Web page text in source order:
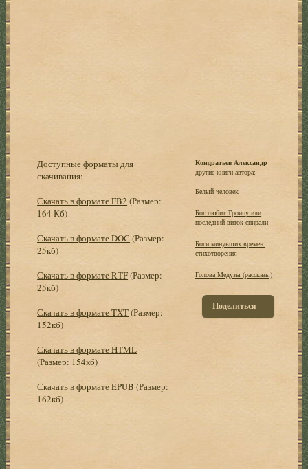
Доступные форматы для
скачивания:
Скачать в формате FB2 (Размер:
164 Кб)
Скачать в формате DOC (Размер:
25кб)
Скачать в формате RTF(Размер:
25кб)
Скачать в формате TXT(Размер:
152кб)
Скачать в формате HTML
(Размер: 154кб)
Скачать в формате EPUB (Размер:
162кб)
Кондратьев Александр
другие книги автора:
Белый человек
Бог любит Троицу или
последний виток спирали
Боги минувших времен:
стихотворения
Голова Медузы (рассказы)
Поделиться